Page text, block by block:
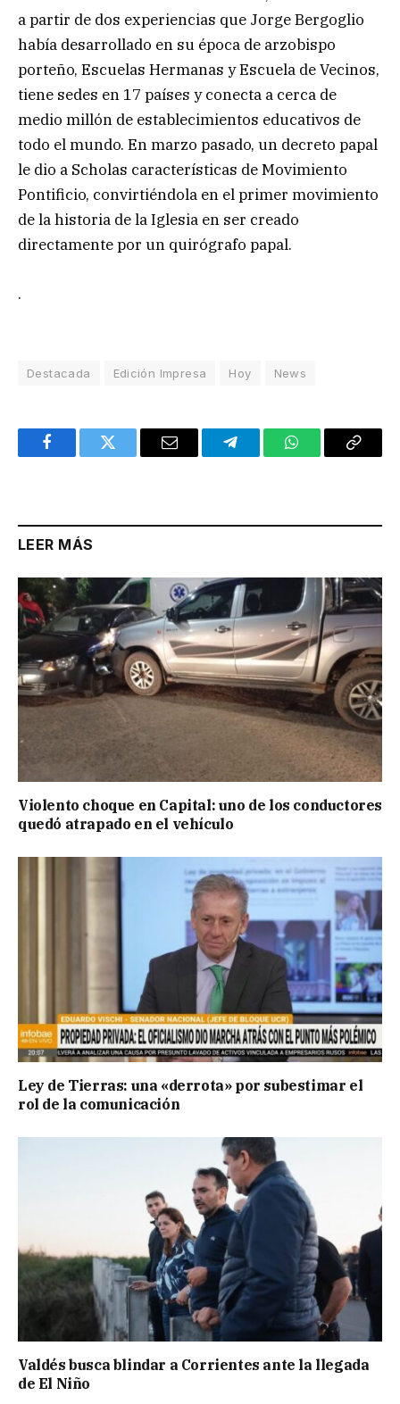
a partir de dos experiencias que Jorge Bergoglio
había desarrollado en su época de arzobispo
porteño, Escuelas Hermanas y Escuela de Vecinos,
tiene sedes en 17 países y conecta a cerca de
medio millón de establecimientos educativos de
todo el mundo. En marzo pasado, un decreto papal
le dio a Scholas características de Movimiento
Pontificio, convirtiéndola en el primer movimiento
de la historia de la Iglesia en ser creado
directamente por un quirógrafo papal.
.
Destacada Edición Impresa Hoy News
FacebookTwitter Email TelegramWhatsAppCopy
LEER MÁS
Violento choque en Capital: uno de los conductores
quedó atrapado en el vehículo
Ley de Tierras: una «derrota» por subestimar el
rol de la comunicación
Valdés busca blindar a Corrientes ante la llegada
de El Niño